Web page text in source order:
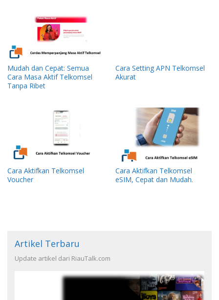
Mudah dan Cepat: Semua
Cara Masa Aktif Telkomsel
Tanpa Ribet
Cara Setting APN Telkomsel
Akurat
Cara Aktifkan Telkomsel
Voucher
Cara Aktifkan Telkomsel
eSIM, Cepat dan Mudah.
Artikel Terbaru
Update artikel dari RiauTalk.com